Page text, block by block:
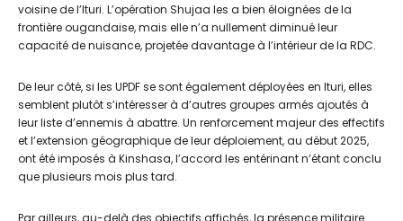
voisine de l’Ituri. L’opération Shujaa les a bien éloignées de la
frontière ougandaise, mais elle n’a nullement diminué leur
capacité de nuisance, projetée davantage à l’intérieur de la RDC.
De leur côté, si les UPDF se sont également déployées en Ituri, elles
semblent plutôt s’intéresser à d’autres groupes armés ajoutés à
leur liste d’ennemis à abattre. Un renforcement majeur des effectifs
et l’extension géographique de leur déploiement, au début 2025,
ont été imposés à Kinshasa, l’accord les entérinant n’étant conclu
que plusieurs mois plus tard.
Par ailleurs, au-delà des objectifs affichés, la présence militaire